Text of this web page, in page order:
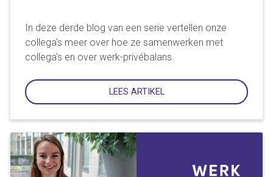
In deze derde blog van een serie vertellen onze
collega's meer over hoe ze samenwerken met
collega's en over werk-privébalans.
LEES ARTIKEL